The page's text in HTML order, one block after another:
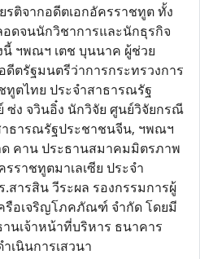
รติจากอดีตเอกอัครราชทูต ทั้ง
อดจนนักวิชาการและนักธุรกิจ
นี้ ฯพณฯ เตช บุนนาค ผู้ช่วย
ตรัฐมนตรีว่าการกระทรวงการ
ทูตไทย ประจำสาธารณรัฐ
ซ่ง จวินอิ๋ง นักวิจัย ศูนย์วิจัยกรณี
าธารณรัฐประชาชนจีน, ฯพณฯ
คาน ประธานสมาคมมิตรภาพ
ราชทูตมาเลเซีย ประจำ
ารสิน วีระผล รองกรรมการผู้
รือเจริญโภคภัณฑ์ จำกัด โดยมี
นเจ้าหน้าที่บริหาร ธนาคาร
เนินการเสวนา